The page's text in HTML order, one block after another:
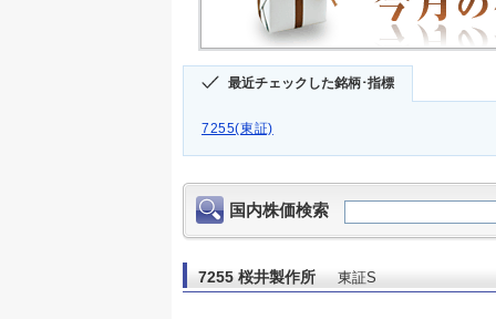
最近チェックした銘柄･指標
7255(東証)